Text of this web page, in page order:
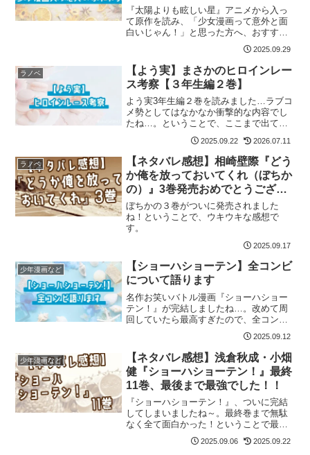
『太陽よりも眩しい星』アニメから入っ
て原作を読み、「少女漫画って意外と面
白いじゃん！」と思った方へ、おすすめ
2025.09.29
ラノベ
【よう実】まさかのヒロインレー
ス考察【３年生編２巻】
よう実3年生編２巻を読みました…ラブコ
メ勢としてはなかなか衝撃的な内容でし
たね…。ということで、ここまで出てき
たヒロインたちをおさらいしつつ、本命
２人について考えるなど。
2025.09.22 2026.07.11
ラノベ
【ネタバレ感想】相崎壁際『どう
か俺を放っておいてくれ（ぼちか
の）』3巻発売おめでとうござい
ます記念感想
ぼちかの３巻がついに発売されました
ね！ということで、ウキウキな感想で
す。
2025.09.17
少年漫画など
【ショーハショーテン】全コンビ
について語ります
名作お笑いバトル漫画『ショーハショー
テン！』が完結しましたね…。改めて周
回していたら最高すぎたので、全コンビ
2025.09.12
少年漫画など
【ネタバレ感想】浅倉秋成・小畑
健『ショーハショーテン！』最終
11巻、最後まで最強でした！！
『ショーハショーテン！』、ついに完結
してしまいましたね～。最終巻まで無駄
なく全て面白かった！ということで最終
2025.09.06 2025.09.22